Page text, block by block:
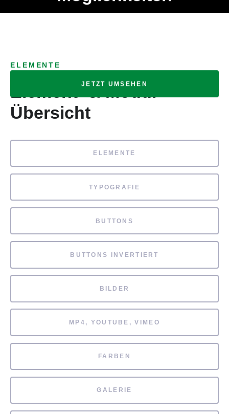
JETZT UMSEHEN
ELEMENTE
Element- & Modul-
Übersicht
ELEMENTE
TYPOGRAFIE
BUTTONS
BUTTONS INVERTIERT
BILDER
MP4, YOUTUBE, VIMEO
FARBEN
GALERIE